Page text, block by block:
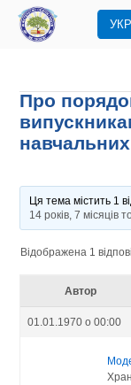
УКР
Про
Ця тема містить 1
14 років, 7 місяців
Відображена 1
Автор
01.01.1970 о 00:00